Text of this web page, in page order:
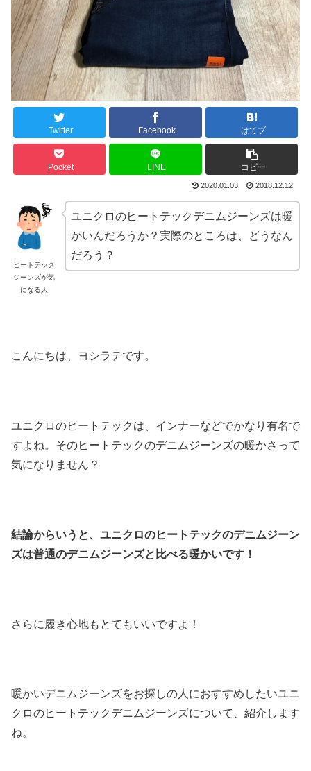
Twitter Facebook はてブ
Pocket LINE コピー
2020.01.03 2018.12.12
ヒートテック
ジーンズが気
になる人
ユニクロのヒートテックデニムジーンズは暖
かいんだろうか？実際のところは、どうなん
だろう？
こんにちは、ヨシラテです。
ユニクロのヒートテックは、インナーなどでかなり有名で
すよね。そのヒートテックのデニムジーンズの暖かさって
気になりません？
結論からいうと、ユニクロのヒートテックのデニムジーン
ズは普通のデニムジーンズと比べる暖かいです！
さらに履き心地もとてもいいですよ！
暖かいデニムジーンズをお探しの人におすすめしたいユニ
クロのヒートテックデニムジーンズについて、紹介します
ね。